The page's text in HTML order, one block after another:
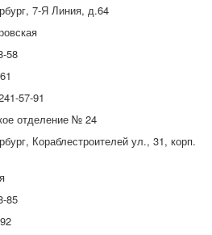
7-Я Линия, д.64
58
57-91
отделение № 24
Кораблестроителей ул., 31, корп.
85